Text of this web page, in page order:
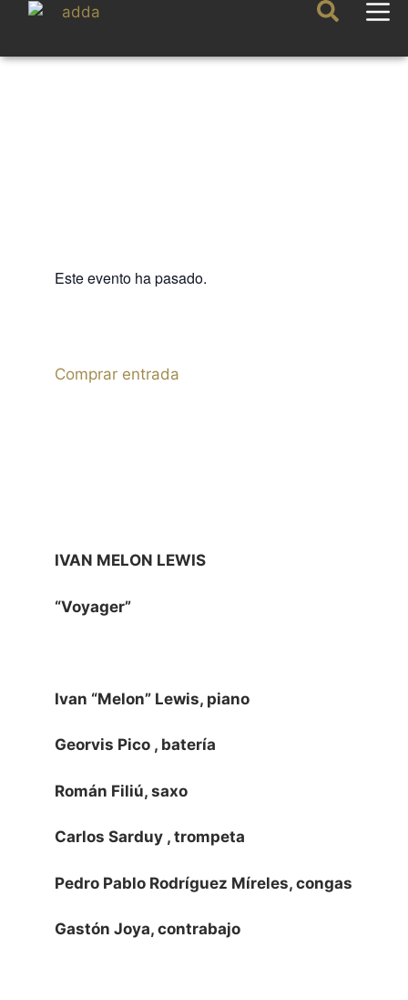
Este evento ha pasado.
Comprar entrada
IVAN MELON LEWIS
“Voyager”
Ivan “Melon” Lewis, piano
Georvis Pico , batería
Román Filiú, saxo
Carlos Sarduy , trompeta
Pedro Pablo Rodríguez Míreles, congas
Gastón Joya, contrabajo